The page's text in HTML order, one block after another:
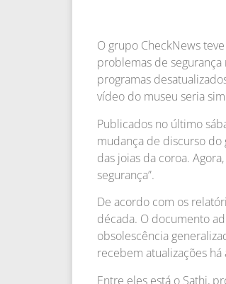
O grupo CheckNews
problemas de
programas
vídeo do museu seria
Publicados no último
mudança de discurso
das joias da coroa.
segurança”.
De acordo com os
década. O documento
obsolescência
recebem atualizações há
Entre eles está o Sathi,